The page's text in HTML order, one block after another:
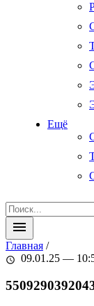
Ещё
menu
Главная /
schedule 09.01.25 —